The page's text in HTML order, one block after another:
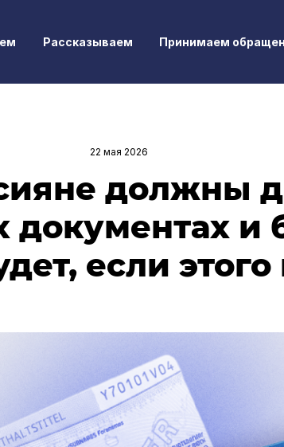
Рассказываем Принимаем
22 мая 2026
должны
и
если